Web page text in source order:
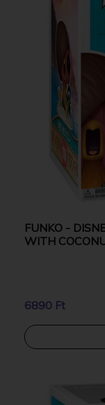
FUNKO -
WITH
6890 Ft